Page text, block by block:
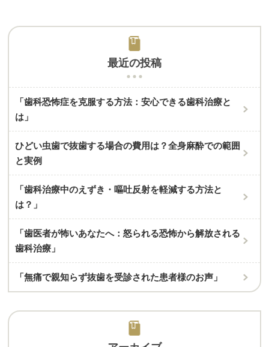
最近の投稿
「歯科恐怖症を克服する方法：安心できる歯科治療と
は」
ひどい虫歯で抜歯する場合の費用は？全身麻酔での範囲
と実例
「歯科治療中のえずき・嘔吐反射を軽減する方法と
は？」
「歯医者が怖いあなたへ：怒られる恐怖から解放される
歯科治療」
「無痛で親知らず抜歯を受診された患者様のお声」